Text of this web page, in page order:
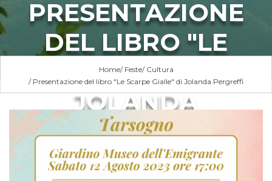
PRESENTAZIONE
DEL LIBRO "LE
SCARPE GIALLE" DI
JOLANDA
PERGREFFI
Home Feste Cultura
Presentazione del libro "Le Scarpe Gialle" di Jolanda Pergreffi